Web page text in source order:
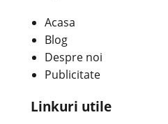
Acasa
Blog
Despre noi
Publicitate
Linkuri utile